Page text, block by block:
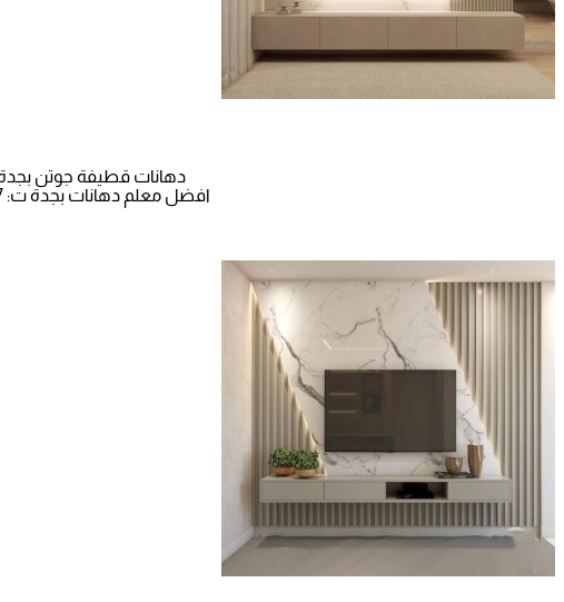
دهانات قطيفة جوتن بجدة جوال: 0565411907 افضل معلم بوية في جدة – دهانات
افضل معلم دهانات بجدة ت: 0565411907 معلم دهانات داخلية وخارجية حي الروضة – عامل بوية جدة حي الشاطئ